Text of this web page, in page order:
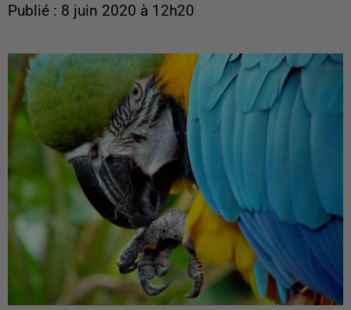
Publié : 8 juin 2020 à 12h20